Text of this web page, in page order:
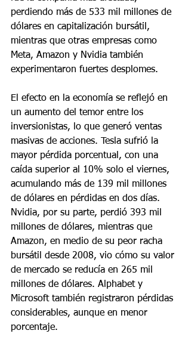
perdiendo más de 533 mil millones de
dólares en capitalización bursátil,
mientras que otras empresas como
Meta, Amazon y Nvidia también
experimentaron fuertes desplomes.
El efecto en la economía se reflejó en
un aumento del temor entre los
inversionistas, lo que generó ventas
masivas de acciones. Tesla sufrió la
mayor pérdida porcentual, con una
caída superior al 10% solo el viernes,
acumulando más de 139 mil millones
de dólares en pérdidas en dos días.
Nvidia, por su parte, perdió 393 mil
millones de dólares, mientras que
Amazon, en medio de su peor racha
bursátil desde 2008, vio cómo su valor
de mercado se reducía en 265 mil
millones de dólares. Alphabet y
Microsoft también registraron pérdidas
considerables, aunque en menor
porcentaje.